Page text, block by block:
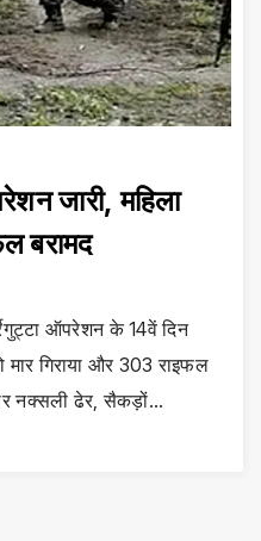
जारी, महिला
बरामद
ऑपरेशन के 14वें दिन
मार गिराया और 303 राइफल
नक्सली ढेर, सैकड़ों…